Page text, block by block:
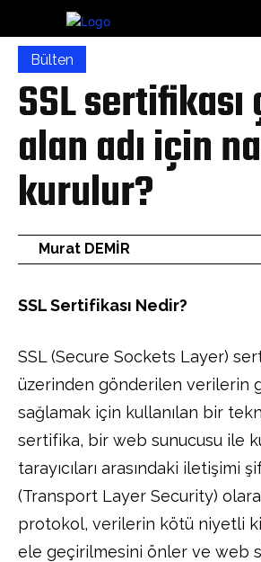
Bülten
SSL
alan adı için
kurulur?
Murat DEMİR
SSL Sertifikası Nedir?
SSL (Secure Sockets Layer)
üzerinden gönderilen verilerin
sağlamak için kullanılan bir
sertifika, bir web sunucusu ile
tarayıcıları arasındaki iletişimi
(Transport Layer Security)
protokol, verilerin kötü niyetli
ele geçirilmesini önler ve web